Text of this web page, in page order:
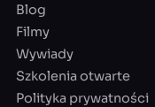
Blog
Filmy
Wywiady
Szkolenia otwarte
Polityka prywatności